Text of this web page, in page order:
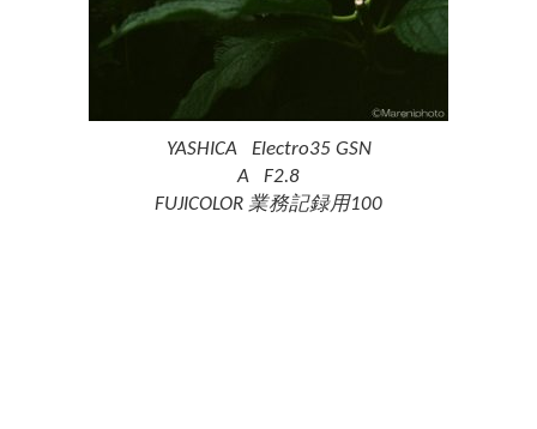
YASHICA Electro35 GSN
A F2.8
FUJICOLOR 業務記録用100